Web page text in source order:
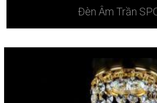
Đèn Âm Trần